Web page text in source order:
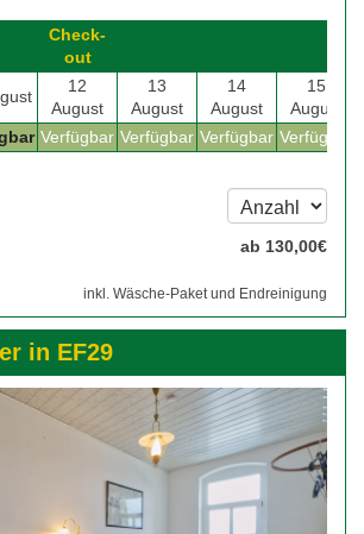
Check-
out
12
August
13
August
14
August
15
August
Verfügbar Verfügbar Verfügbar Verfügbar
ab 130,00€
inkl. Wäsche-Paket und Endreinigung
in EF29
Next